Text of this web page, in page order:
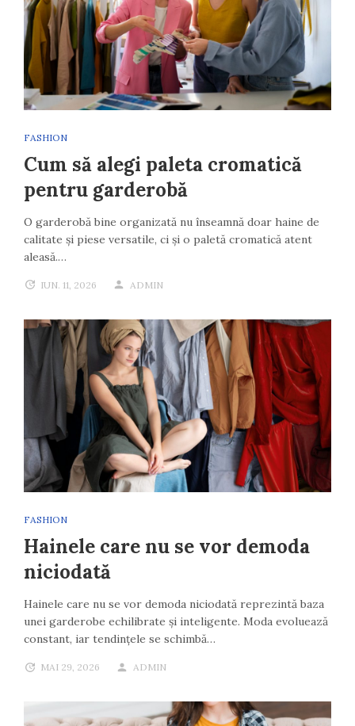
FASHION
Cum să alegi paleta cromatică
pentru garderobă
O garderobă bine organizată nu înseamnă doar haine de
calitate și piese versatile, ci și o paletă cromatică atent
aleasă.…
IUN. 11, 2026 ADMIN
FASHION
Hainele care nu se vor demoda
niciodată
Hainele care nu se vor demoda niciodată reprezintă baza
unei garderobe echilibrate și inteligente. Moda evoluează
constant, iar tendințele se schimbă…
MAI 29, 2026 ADMIN